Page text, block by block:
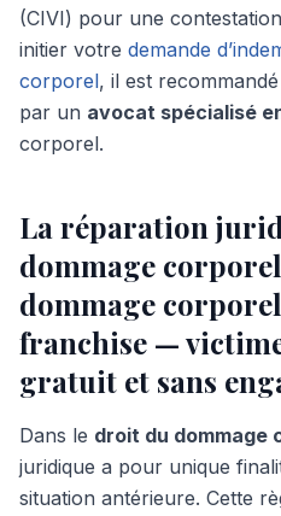
(CIVI) pour une
initier votre demande
corporel, il est
par un avocat spécialisé
corporel.
La réparation
dommage
dommage
franchise —
gratuit et sans
Dans le droit du dommage
juridique a pour unique
situation antérieure. Cette